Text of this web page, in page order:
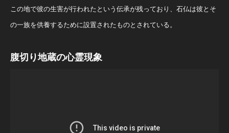
この地で彼の生害が行われたという伝承が残っており、石仏は彼とそ
の一族を供養するために設置されたものとされている。
腹切り地蔵の心霊現象